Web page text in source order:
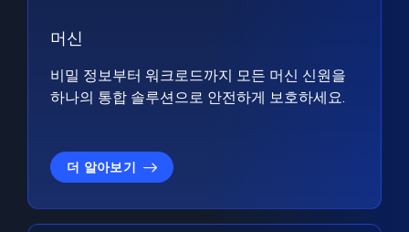
머신
비밀 정보부터 워크로드까지 모든 머신 신원을
하나의 통합 솔루션으로 안전하게 보호하세요.
더 알아보기